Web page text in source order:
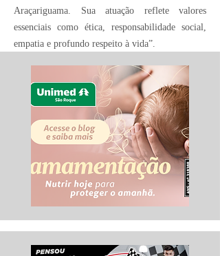
Araçariguama. Sua atuação reflete valores
essenciais como ética, responsabilidade social,
empatia e profundo respeito à vida”.